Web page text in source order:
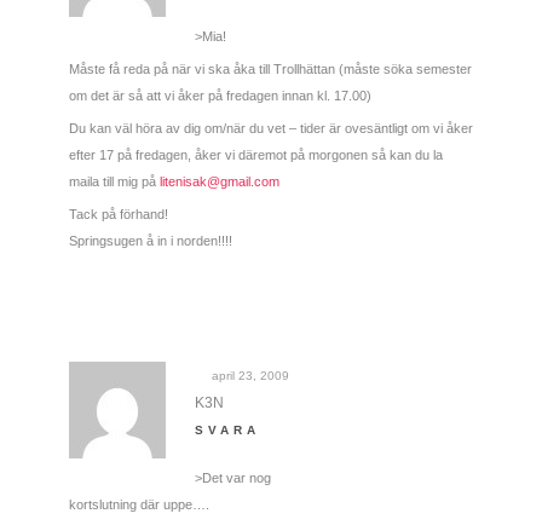
>Mia!
Måste få reda på när vi ska åka till Trollhättan (måste söka semester
om det är så att vi åker på fredagen innan kl. 17.00)
Du kan väl höra av dig om/när du vet – tider är ovesäntligt om vi åker
efter 17 på fredagen, åker vi däremot på morgonen så kan du la
maila till mig på litenisak@gmail.com
Tack på förhand!
Springsugen å in i norden!!!!
april 23, 2009
K3N
SVARA
>Det var nog
kortslutning där uppe….